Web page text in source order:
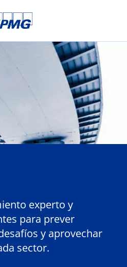
experto y
para prever
y aprovechar
sector.